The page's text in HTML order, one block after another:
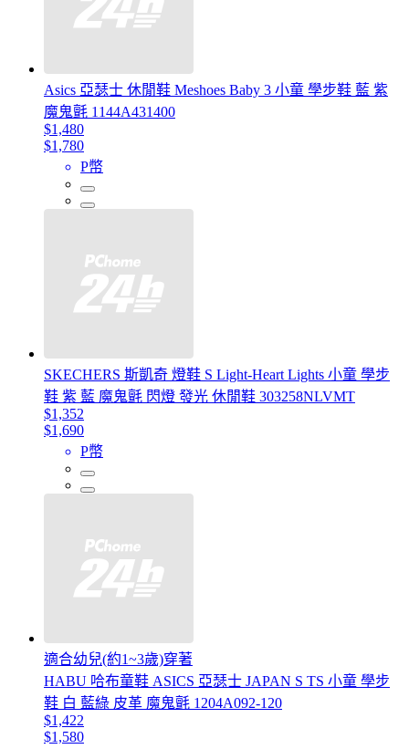
Asics 亞瑟士 休閒鞋 Meshoes Baby 3 小童 學步鞋 藍 紫
魔鬼氈 1144A431400
$1,480
$1,780
P幣
SKECHERS 斯凱奇 燈鞋 S Light-Heart Lights 小童 學步
鞋 紫 藍 魔鬼氈 閃燈 發光 休閒鞋 303258NLVMT
$1,352
$1,690
P幣
適合幼兒(約1~3歲)穿著
HABU 哈布童鞋 ASICS 亞瑟士 JAPAN S TS 小童 學步
鞋 白 藍綠 皮革 魔鬼氈 1204A092-120
$1,422
$1,580